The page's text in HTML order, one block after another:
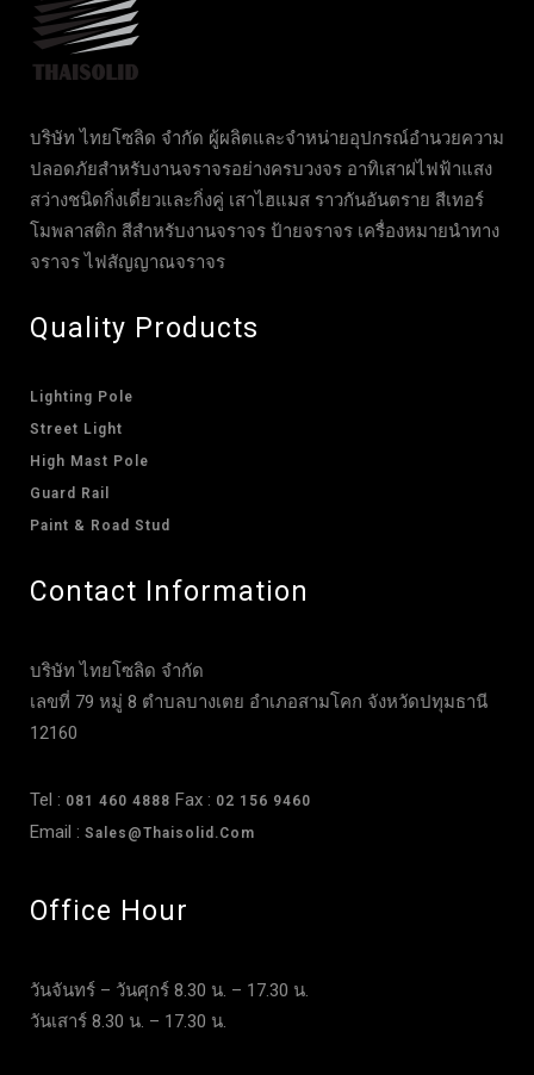
บริษัท ไทยโซลิด จำกัด ผู้ผลิตและจำหน่ายอุปกรณ์อำนวยความ
ปลอดภัยสำหรับงานจราจรอย่างครบวงจร อาทิเสาฝไฟฟ้าแสง
สว่างชนิดกิ่งเดี่ยวและกิ่งคู่ เสาไฮแมส ราวกันอันตราย สีเทอร์
โมพลาสติก สีสำหรับงานจราจร ป้ายจราจร เครื่องหมายนำทาง
จราจร ไฟสัญญาณจราจร
Quality Products
Lighting Pole
Street Light
High Mast Pole
Guard Rail
Paint & Road Stud
Contact Information
บริษัท ไทยโซลิด จำกัด
เลขที่ 79 หมู่ 8 ตำบลบางเตย อำเภอสามโคก จังหวัดปทุมธานี
12160
Tel : 081 460 4888 Fax : 02 156 9460
Email : Sales@thaisolid.com
Office Hour
วันจันทร์ – วันศุกร์ 8.30 น. – 17.30 น.
วันเสาร์ 8.30 น. – 17.30 น.